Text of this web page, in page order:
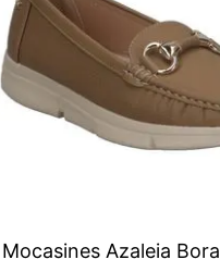
Mocasines Azaleia